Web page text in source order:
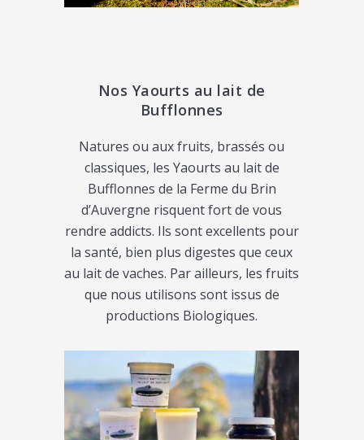
Nos Yaourts au lait de
Bufflonnes
Natures ou aux fruits, brassés ou
classiques, les Yaourts au lait de
Bufflonnes de la Ferme du Brin
d’Auvergne risquent fort de vous
rendre addicts. Ils sont excellents pour
la santé, bien plus digestes que ceux
au lait de vaches. Par ailleurs, les fruits
que nous utilisons sont issus de
productions Biologiques.